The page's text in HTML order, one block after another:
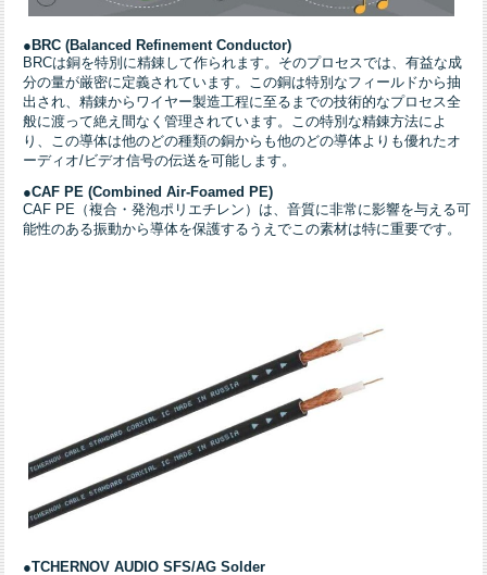
●BRC (Balanced Refinement Conductor)
BRCは銅を特別に精錬して作られます。そのプロセスでは、有益な成
分の量が厳密に定義されています。この銅は特別なフィールドから抽
出され、精錬からワイヤー製造工程に至るまでの技術的なプロセス全
般に渡って絶え間なく管理されています。この特別な精錬方法によ
り、この導体は他のどの種類の銅からも他のどの導体よりも優れたオ
ーディオ/ビデオ信号の伝送を可能します。
●CAF PE (Combined Air-Foamed PE)
CAF PE（複合・発泡ポリエチレン）は、音質に非常に影響を与える可
能性のある振動から導体を保護するうえでこの素材は特に重要です。
●TCHERNOV AUDIO SFS/AG Solder